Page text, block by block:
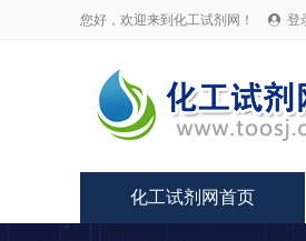
您好，欢迎来到化工试剂网！  登
化工试剂网首页